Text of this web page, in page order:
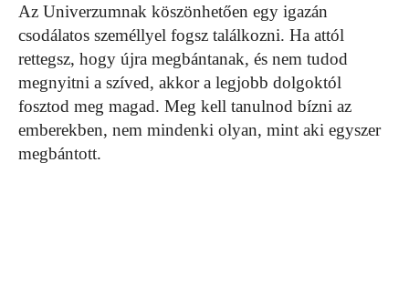
Az Univerzumnak köszönhetően egy igazán
csodálatos személlyel fogsz találkozni. Ha attól
rettegsz, hogy újra megbántanak, és nem tudod
megnyitni a szíved, akkor a legjobb dolgoktól
fosztod meg magad. Meg kell tanulnod bízni az
emberekben, nem mindenki olyan, mint aki egyszer
megbántott.